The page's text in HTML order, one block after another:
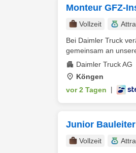
Monteur GFZ-
Vollzeit
Bei Daimler Truck
gemeinsam an
Daimler Truck AG
Köngen
vor 2 Tagen
Junior
Vollzeit